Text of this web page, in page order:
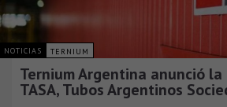
NOTICIAS TERNIUM
Ternium Argentina anunció
TASA, Tubos Argentinos